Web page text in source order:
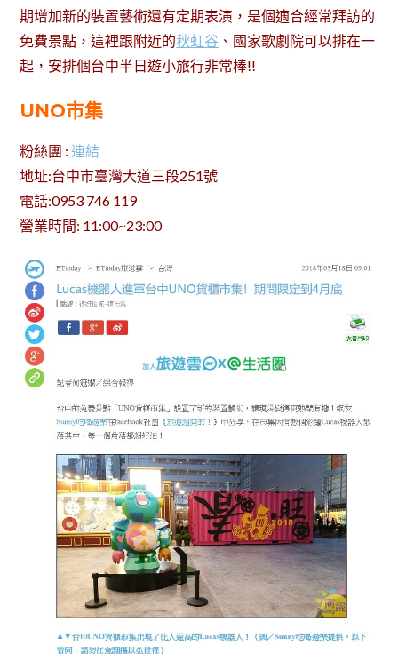
期增加新的裝置藝術還有定期表演，是個適合經常拜訪的
免費景點，這裡跟附近的秋虹谷 、國家歌劇院可以排在一
起，安排個台中半日遊小旅行非常棒!!
UNO市集
粉絲團 :連結
地址:台中市臺灣大道三段251號
電話:0953 746 119
營業時間: 11:00~23:00